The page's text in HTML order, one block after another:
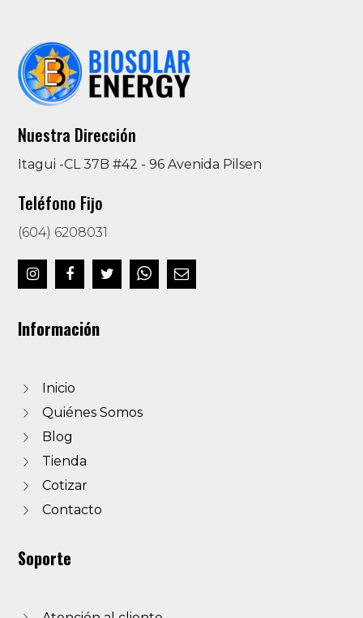
Nuestra Dirección
Itagui -CL 37B #42 - 96 Avenida Pilsen
Teléfono Fijo
(604) 6208031
Información
Inicio
Quiénes Somos
Blog
Tienda
Cotizar
Contacto
Soporte